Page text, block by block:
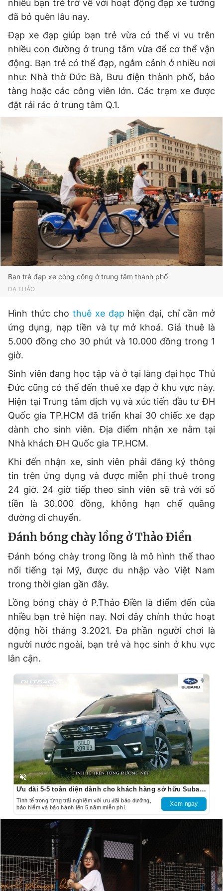
nhiều bạn trẻ trở về với hoạt động đạp xe tưởng
đã bỏ quên lâu nay.
Đạp xe đạp giúp bạn trẻ vừa có thể vi vu trên
nhiều con đường ở trung tâm vừa để cơ thể vận
động. Bạn trẻ có thể đạp, ngắm cảnh ở nhiều nơi
như: Nhà thờ Đức Bà, Bưu điện thành phố, bảo
tàng hoặc các công viên lớn. Các trạm xe được
đặt rải rác ở trung tâm Q.1.
Bạn trẻ đạp xe công cộng ở trung tâm thành phố
DẠ THẢO
Hình thức chothuê xe đạp hiện đại, chỉ cần mở
ứng dụng, nạp tiền và tự mở khoá. Giá thuê là
5.000 đồng cho 30 phút và 10.000 đồng trong 1
giờ.
Sinh viên đang học tập và ở tại làng đại học Thủ
Đức cũng có thể đến thuê xe đạp ở khu vực này.
Hiện tại Trung tâm dịch vụ và xúc tiến đầu tư ĐH
Quốc gia TP.HCM đã triển khai 30 chiếc xe đạp
dành cho sinh viên. Địa điểm nhận xe nằm tại
Nhà khách ĐH Quốc gia TP.HCM.
Khi đến nhận xe, sinh viên phải đăng ký thông
tin trên ứng dụng và được miễn phí thuê trong
24 giờ. 24 giờ tiếp theo sinh viên sẽ trả với số
tiền là 30.000 đồng, không hạn chế quãng
đường di chuyển.
Đánh bóng chày lồng ở Thảo Điền
Đánh bóng chày trong lồng là mô hình thể thao
nổi tiếng tại Mỹ, được du nhập vào Việt Nam
trong thời gian gần đây.
Lồng bóng chày ở P.Thảo Điền là điểm đến của
nhiều bạn trẻ hiện nay. Nơi đây chính thức hoạt
động hồi tháng 3.2021. Đa phần người chơi là
người nước ngoài, bạn trẻ và học sinh ở khu vực
lân cận.
Unmute
Ưu đãi 5-5 toàn diện dành cho khách hàng sở hữu Subaru Outback
Tinh tế trong từng trải nghiệm với ưu đãi bảo dưỡng,
bảo hiểm và bảo hành lên 5 năm miễn phí.
Xem ngay